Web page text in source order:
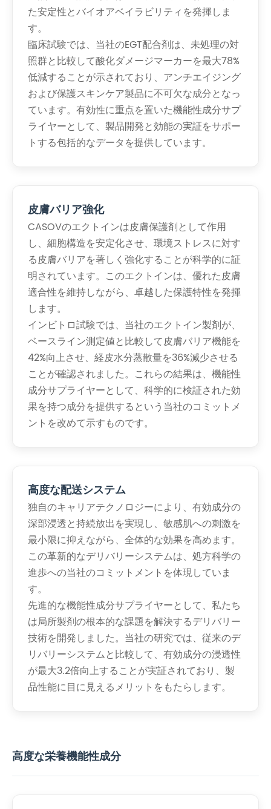
た安定性とバイオアベイラビリティを発揮しま
す。
臨床試験では、当社のEGT配合剤は、未処理の対
照群と比較して酸化ダメージマーカーを最大78%
低減することが示されており、アンチエイジング
および保護スキンケア製品に不可欠な成分となっ
ています。有効性に重点を置いた機能性成分サプ
ライヤーとして、製品開発と効能の実証をサポー
トする包括的なデータを提供しています。
皮膚バリア強化
CASOVのエクトインは皮膚保護剤として作用
し、細胞構造を安定化させ、環境ストレスに対す
る皮膚バリアを著しく強化することが科学的に証
明されています。このエクトインは、優れた皮膚
適合性を維持しながら、卓越した保護特性を発揮
します。
インビトロ試験では、当社のエクトイン製剤が、
ベースライン測定値と比較して皮膚バリア機能を
42%向上させ、経皮水分蒸散量を36%減少させる
ことが確認されました。これらの結果は、機能性
成分サプライヤーとして、科学的に検証された効
果を持つ成分を提供するという当社のコミットメ
ントを改めて示すものです。
高度な配送システム
独自のキャリアテクノロジーにより、有効成分の
深部浸透と持続放出を実現し、敏感肌への刺激を
最小限に抑えながら、全体的な効果を高めます。
この革新的なデリバリーシステムは、処方科学の
進歩への当社のコミットメントを体現していま
す。
先進的な機能性成分サプライヤーとして、私たち
は局所製剤の根本的な課題を解決するデリバリー
技術を開発しました。当社の研究では、従来のデ
リバリーシステムと比較して、有効成分の浸透性
が最大3.2倍向上することが実証されており、製
品性能に目に見えるメリットをもたらします。
高度な栄養機能性成分